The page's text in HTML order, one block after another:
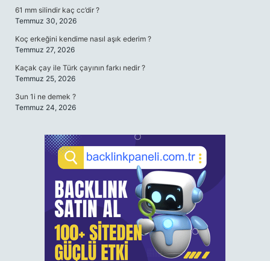
61 mm silindir kaç cc’dir ?
Temmuz 30, 2026
Koç erkeğini kendime nasıl aşık ederim ?
Temmuz 27, 2026
Kaçak çay ile Türk çayının farkı nedir ?
Temmuz 25, 2026
3un 1i ne demek ?
Temmuz 24, 2026